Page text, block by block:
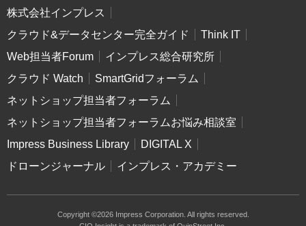
株式会社インプレス
クラウド&データセンター完全ガイド
Think IT
Web担当者Forum
インプレス総合研究所
クラウド Watch
SmartGridフォーラム
ネットショップ担当者フォーラム
ネットショップ担当者フォーラムお悩み相談室
Impress Business Library
DIGITAL X
ドローンジャーナル
インプレス・アカデミー
Copyright ©2026 Impress Corporation. All rights reserved.